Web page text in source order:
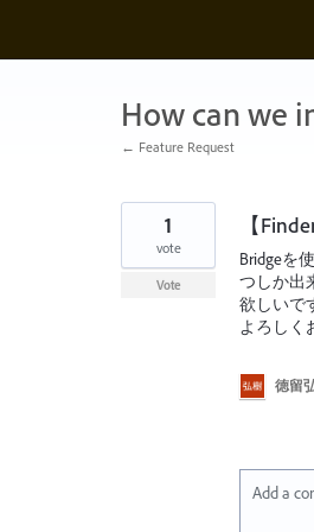
content
How can we
← Feature Request
【
Bridgeを
つしか出
欲しいで
よろしく
1
vote
Vote
徳留
Add a